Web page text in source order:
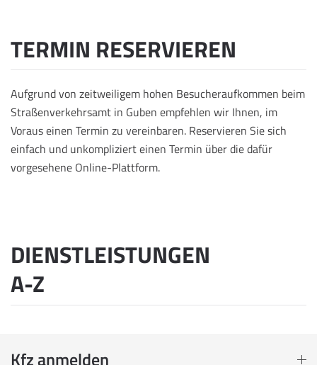
TERMIN RESERVIEREN
Aufgrund von zeitweiligem hohen Besucheraufkommen beim
Straßenverkehrsamt in Guben empfehlen wir Ihnen, im
Voraus einen Termin zu vereinbaren. Reservieren Sie sich
einfach und unkompliziert einen Termin über die dafür
vorgesehene Online-Plattform.
DIENSTLEISTUNGEN
A-Z
Kfz anmelden